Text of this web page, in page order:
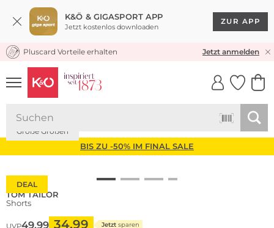
K&Ö & GIGASPORT APP
Jetzt kostenlos downloaden
ZUR APP
KOSTENLOSER VERSAND* & RÜCKVERSAND
Pluscard Vorteile erhalten Jetzt anmelden
UNSERE APP
CLICK &
BIS ZU -50% IM FINAL SALE
DEAL
Große Größen
TOM TAILOR
Shorts
UVP49,99 34,99 Jetzt sparen